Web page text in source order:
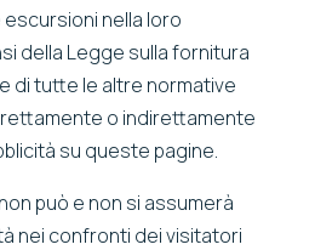
nella loro
della Legge sulla fornitura
di tutte le altre normative
o indirettamente
su queste pagine.
può e non si assumerà
nei confronti dei visitatori